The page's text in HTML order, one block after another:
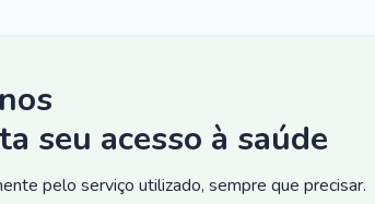
seu acesso à saúde
pelo serviço utilizado, sempre que precisar.